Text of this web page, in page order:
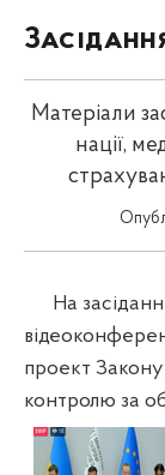
Матеріали
нації,
На
проект
контролю за